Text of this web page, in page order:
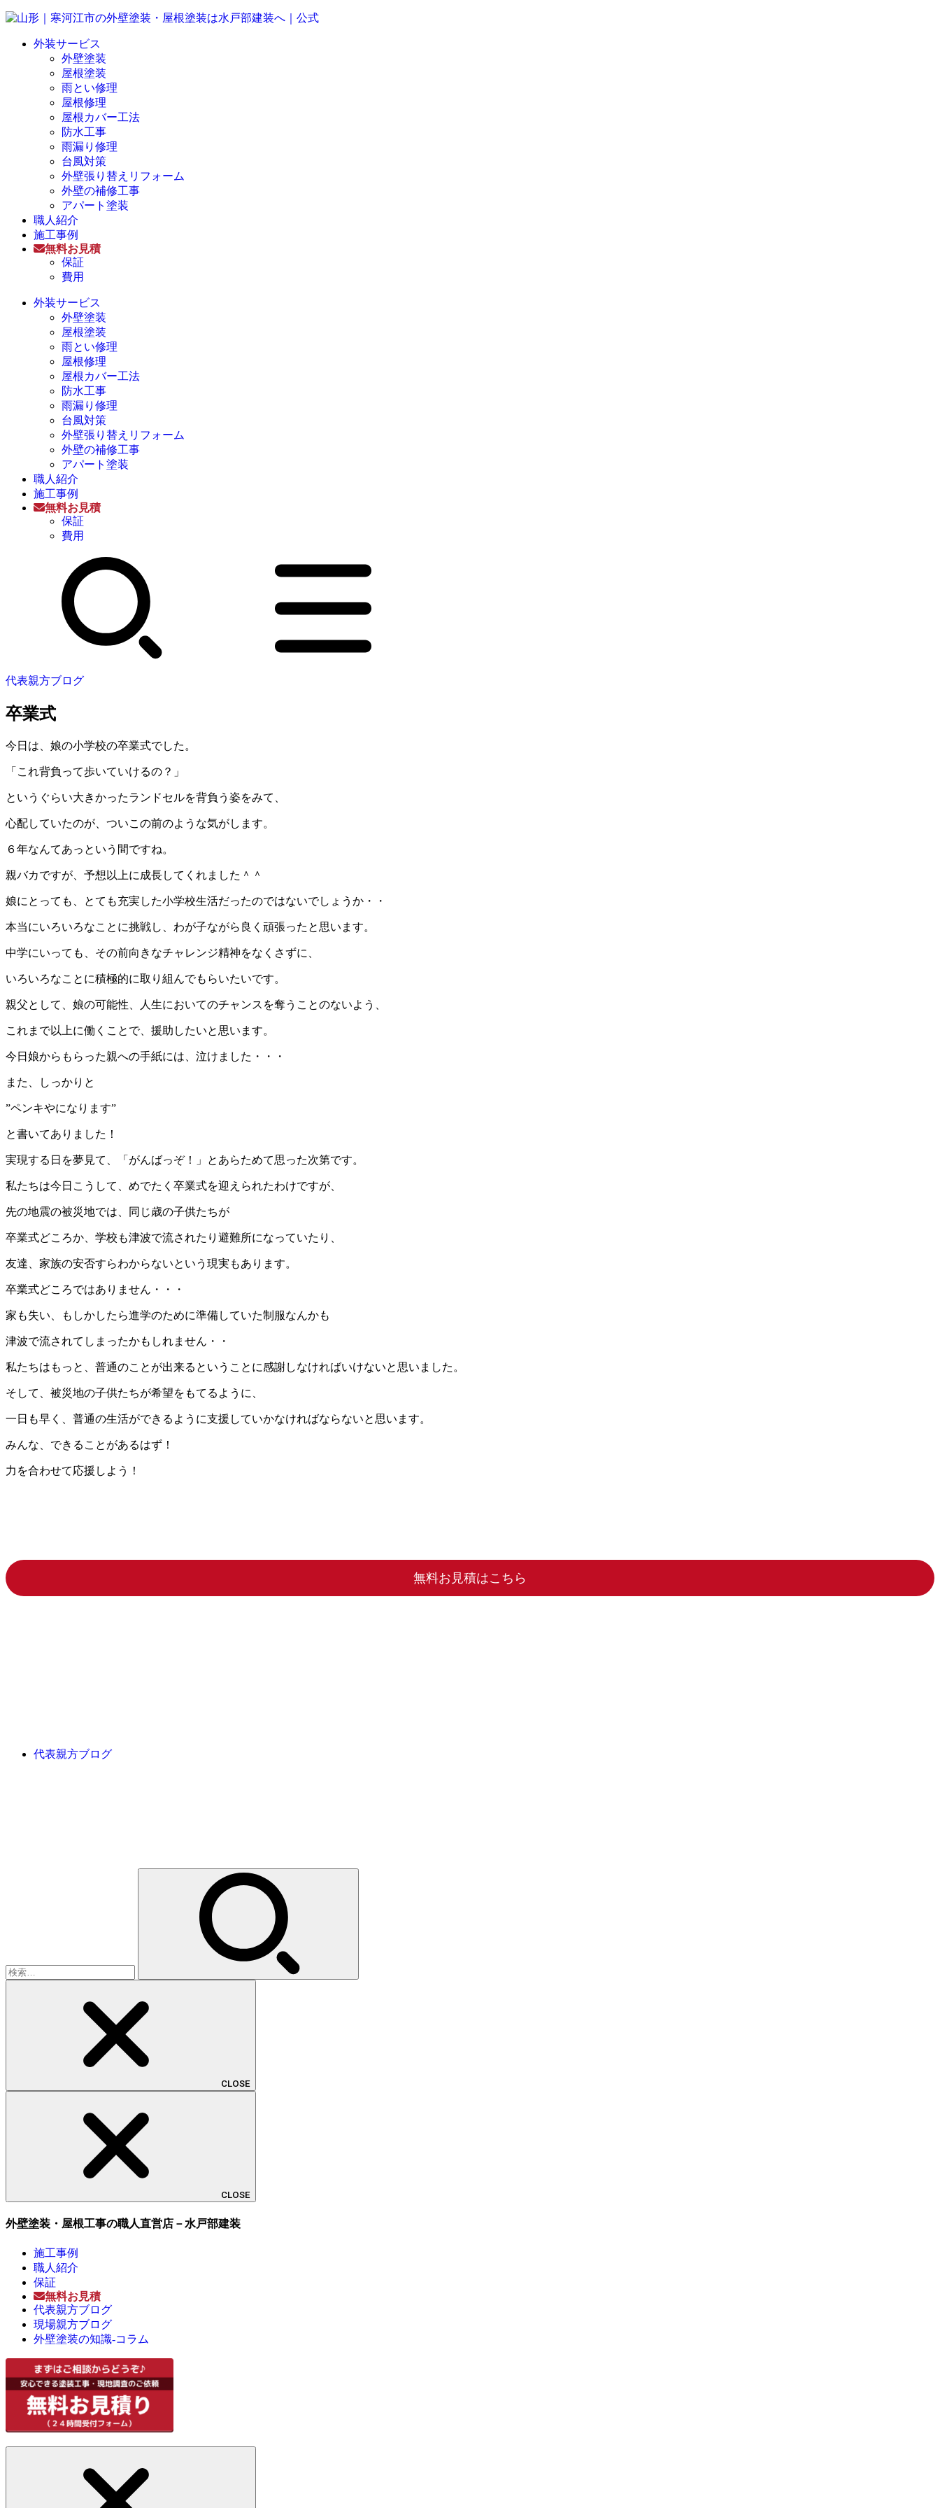
外装サービス
外壁塗装
屋根塗装
雨とい修理
屋根修理
屋根カバー工法
防水工事
雨漏り修理
台風対策
外壁張り替えリフォーム
外壁の補修工事
アパート塗装
職人紹介
施工事例
無料お見積
保証
費用
外装サービス
外壁塗装
屋根塗装
雨とい修理
屋根修理
屋根カバー工法
防水工事
雨漏り修理
台風対策
外壁張り替えリフォーム
外壁の補修工事
アパート塗装
職人紹介
施工事例
無料お見積
保証
費用
代表親方ブログ
卒業式
今日は、娘の小学校の卒業式でした。
「これ背負って歩いていけるの？」
というぐらい大きかったランドセルを背負う姿をみて、
心配していたのが、ついこの前のような気がします。
６年なんてあっという間ですね。
親バカですが、予想以上に成長してくれました＾＾
娘にとっても、とても充実した小学校生活だったのではないでしょうか・・
本当にいろいろなことに挑戦し、わが子ながら良く頑張ったと思います。
中学にいっても、その前向きなチャレンジ精神をなくさずに、
いろいろなことに積極的に取り組んでもらいたいです。
親父として、娘の可能性、人生においてのチャンスを奪うことのないよう、
これまで以上に働くことで、援助したいと思います。
今日娘からもらった親への手紙には、泣けました・・・
また、しっかりと
”ペンキやになります”
と書いてありました！
実現する日を夢見て、「がんばっぞ！」とあらためて思った次第です。
私たちは今日こうして、めでたく卒業式を迎えられたわけですが、
先の地震の被災地では、同じ歳の子供たちが
卒業式どころか、学校も津波で流されたり避難所になっていたり、
友達、家族の安否すらわからないという現実もあります。
卒業式どころではありません・・・
家も失い、もしかしたら進学のために準備していた制服なんかも
津波で流されてしまったかもしれません・・
私たちはもっと、普通のことが出来るということに感謝しなければいけないと思いました。
そして、被災地の子供たちが希望をもてるように、
一日も早く、普通の生活ができるように支援していかなければならないと思います。
みんな、できることがあるはず！
力を合わせて応援しよう！
無料お見積はこちら
代表親方ブログ
CLOSE
CLOSE
外壁塗装・屋根工事の職人直営店－水戸部建装
施工事例
職人紹介
保証
無料お見積
代表親方ブログ
現場親方ブログ
外壁塗装の知識-コラム